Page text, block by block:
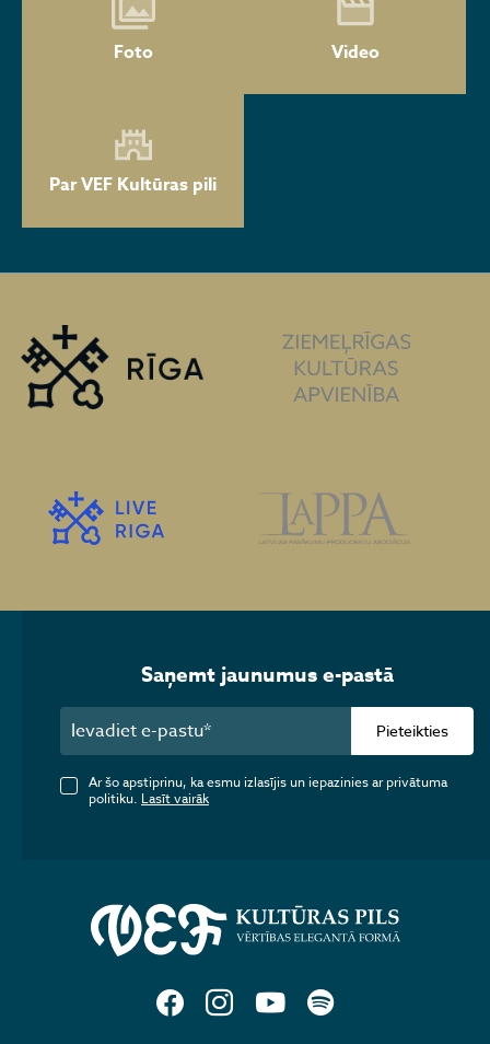
Foto Video
Par VEF Kultūras pili
Saņemt jaunumus e-pastā
Pieteikties
Ar šo apstiprinu, ka esmu izlasījis un iepazinies ar privātuma
politiku. Lasīt vairāk